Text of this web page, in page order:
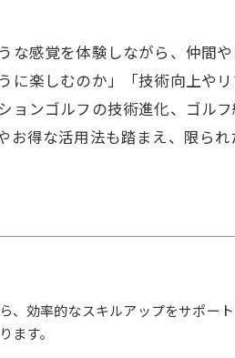
感覚を体験しながら、仲間
楽しむのか」「技術向上やリ
ンゴルフの技術進化、ゴル
得な活用法も踏まえ、限ら
効率的なスキルアップをサポー
す。